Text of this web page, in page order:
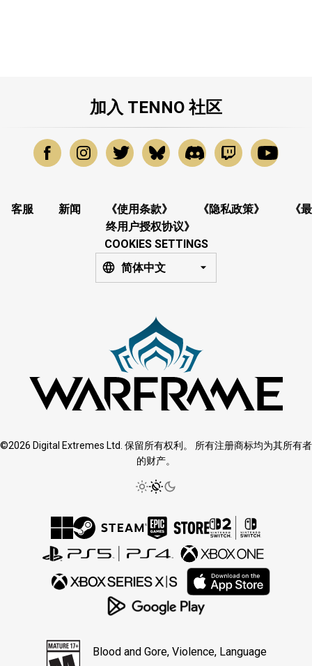
加入 TENNO 社区
客服 新闻 《使用条款》 《隐私政策》
《最
终用户授权协议》
COOKIES SETTINGS
简体中文
©2026 Digital Extremes Ltd. 保留所有权利。 所有注册商标均为其所有者
的财产。
Blood and Gore, Violence, Language